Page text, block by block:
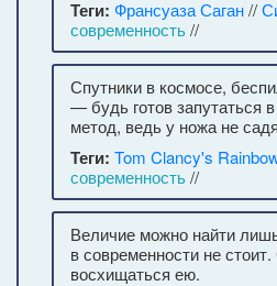
Теги: Франсуаза Саган//
современность//
Спутники в космосе,
— будь готов запутаться
метод, ведь у ножа не
Теги: Tom Clancy's
современность//
Величие можно найти
в современности не
восхищаться ею.